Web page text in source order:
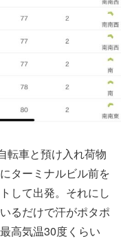
転車と預け入れ荷物
ターミナルビル前を
して出発。それにし
るだけで汗がポタポ
高気温30度くらい